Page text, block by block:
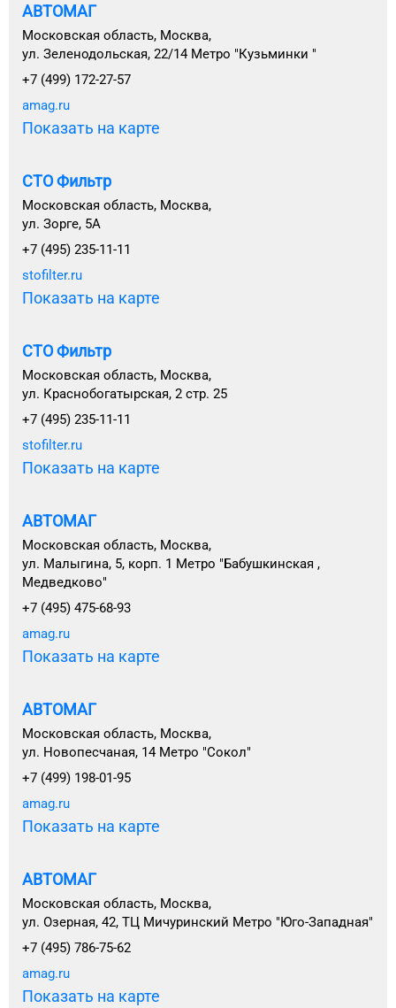
АВТОМАГ
Московская область, Москва,
ул. Зеленодольская, 22/14 Метро "Кузьминки "
+7 (499) 172-27-57
amag.ru
Показать на карте
СТО Фильтр
Московская область, Москва,
ул. Зорге, 5А
+7 (495) 235-11-11
stofilter.ru
Показать на карте
СТО Фильтр
Московская область, Москва,
ул. Краснобогатырская, 2 стр. 25
+7 (495) 235-11-11
stofilter.ru
Показать на карте
АВТОМАГ
Московская область, Москва,
ул. Малыгина, 5, корп. 1 Метро "Бабушкинская ,
Медведково"
+7 (495) 475-68-93
amag.ru
Показать на карте
АВТОМАГ
Московская область, Москва,
ул. Новопесчаная, 14 Метро "Сокол"
+7 (499) 198-01-95
amag.ru
Показать на карте
АВТОМАГ
Московская область, Москва,
ул. Озерная, 42, ТЦ Мичуринский Метро "Юго-Западная"
+7 (495) 786-75-62
amag.ru
Показать на карте